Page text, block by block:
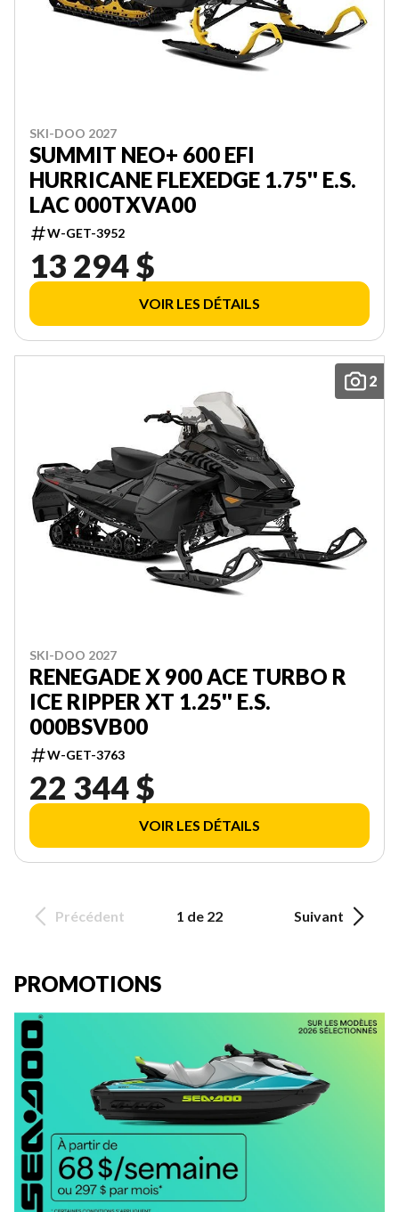
SKI-DOO 2027
SUMMIT NEO+ 600 EFI
HURRICANE FLEXEDGE 1.75'' E.S.
LAC 000TXVA00
W-GET-3952
13 294 $
VOIR LES DÉTAILS
2
SKI-DOO 2027
RENEGADE X 900 ACE TURBO R
ICE RIPPER XT 1.25'' E.S.
000BSVB00
W-GET-3763
22 344 $
VOIR LES DÉTAILS
Précédent 1 de 22 Suivant
PROMOTIONS